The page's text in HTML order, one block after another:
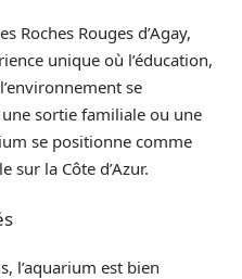
Roches Rouges d’Agay,
unique où l’éducation,
se
sortie familiale ou une
se positionne comme
sur la Côte d’Azur.
l’aquarium est bien